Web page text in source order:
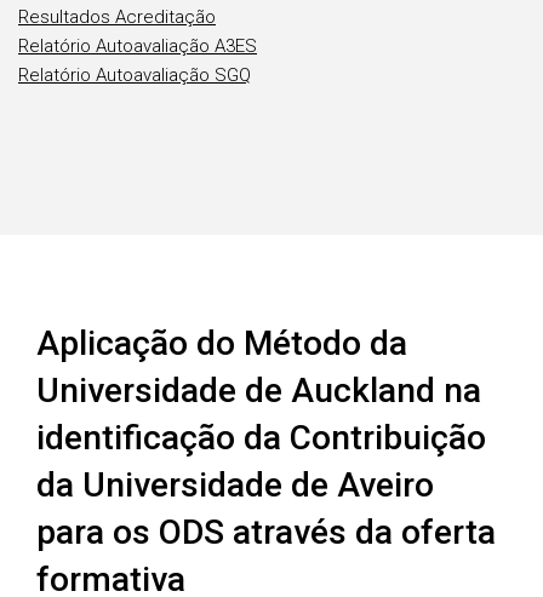
Resultados Acreditação
Relatório Autoavaliação A3ES
Relatório Autoavaliação SGQ
Aplicação do Método da
Universidade de Auckland na
identificação da Contribuição
da Universidade de Aveiro
para os ODS através da oferta
formativa